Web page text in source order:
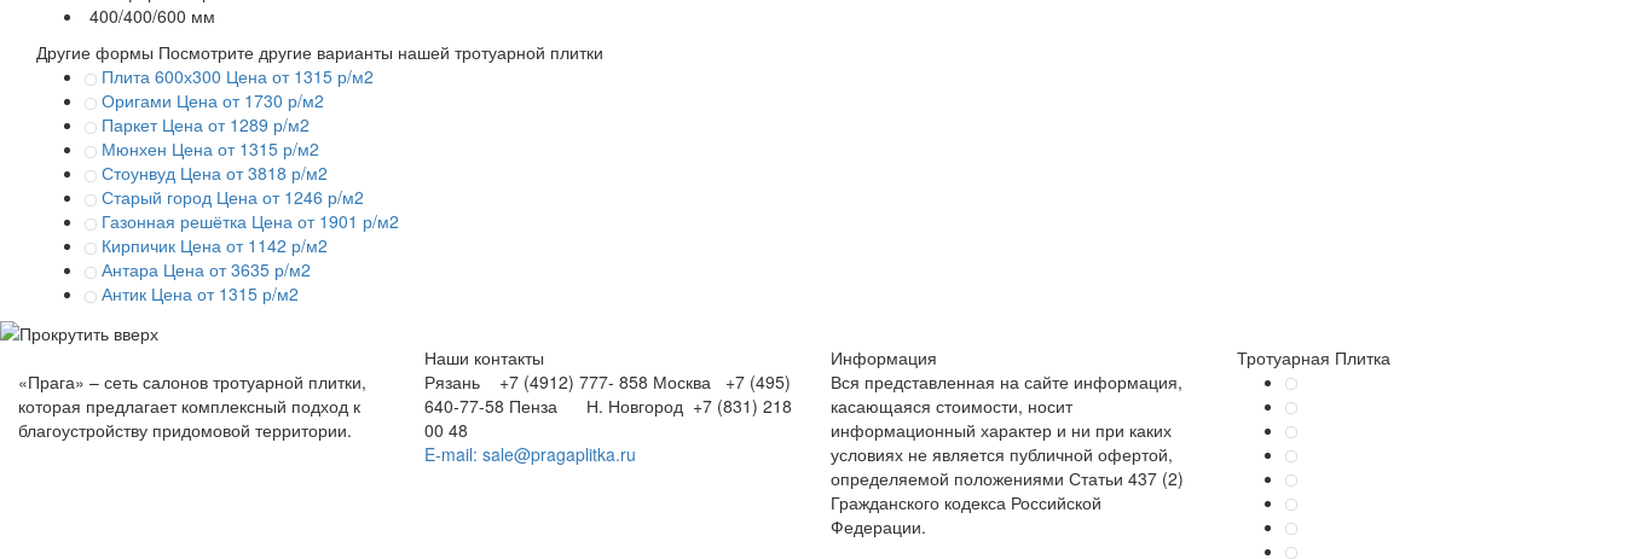
400/400/600 мм
Другие формы Посмотрите другие варианты нашей тротуарной плитки
Плита 600х300 Цена от 1315 р/м2
Оригами Цена от 1730 р/м2
Паркет Цена от 1289 р/м2
Мюнхен Цена от 1315 р/м2
Стоунвуд Цена от 3818 р/м2
Старый город Цена от 1246 р/м2
Газонная решётка Цена от 1901 р/м2
Кирпичик Цена от 1142 р/м2
Антара Цена от 3635 р/м2
Антик Цена от 1315 р/м2
«Прага» – сеть салонов тротуарной плитки,
которая предлагает комплексный подход к
благоустройству придомовой территории.
Наши контакты
Рязань +7 (4912) 777- 858 Москва +7 (495)
640-77-58 Пенза Н. Новгород +7 (831) 218
00 48
E-mail: sale@pragaplitka.ru
Информация
Вся представленная на сайте информация,
касающаяся стоимости, носит
информационный характер и ни при каких
условиях не является публичной офертой,
определяемой положениями Статьи 437 (2)
Гражданского кодекса Российской
Федерации.
Тротуарная Плитка